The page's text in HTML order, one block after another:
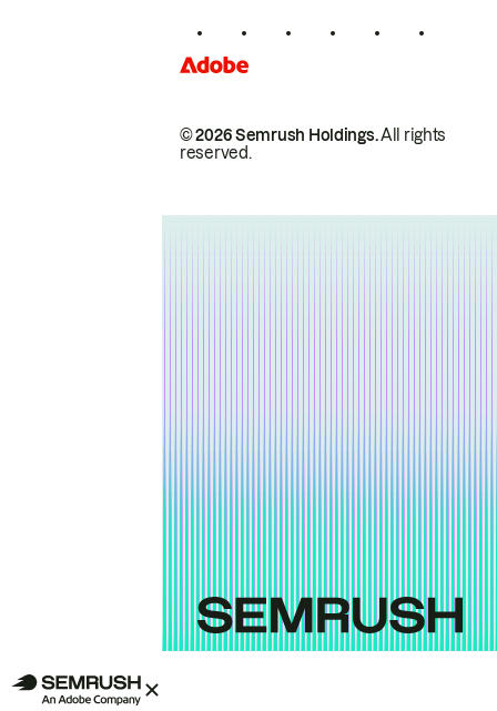
© 2026 Semrush Holdings.All rights
reserved.